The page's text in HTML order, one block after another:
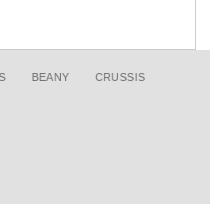
BEANY CRUSSIS